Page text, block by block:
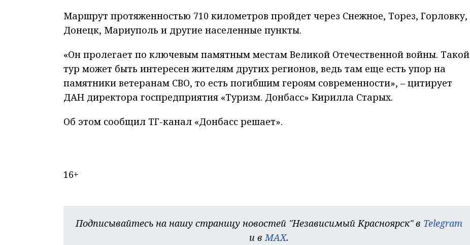
Маршрут протяженностью 710 километров пройдет через Снежное, Торез, Горловку,
Донецк, Мариуполь и другие населенные пункты.
«Он пролегает по ключевым памятным местам Великой Отечественной войны. Такой
тур может быть интересен жителям других регионов, ведь там еще есть упор на
памятники ветеранам СВО, то есть погибшим героям современности», – цитирует
ДАН директора госпредприятия «Туризм. Донбасс» Кирилла Старых.
Об этом сообщил ТГ-канал «Донбасс решает».
16+
Подписывайтесь на нашу страницу новостей "Независимый Красноярск" в Telegram
и в MAX.